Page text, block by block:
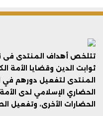
تتلخص أهداف المنتدى
ثوابت الدين وقضايا الأمة
المنتدى لتفعيل دورهم في
الحضاري الإسلامي لدى
الحضارات الأخرى، وتفعيل